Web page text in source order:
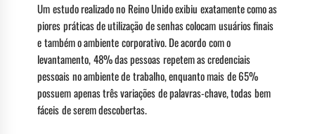
Um estudo realizado no Reino Unido exibiu exatamente como as
piores práticas de utilização de senhas colocam usuários finais
e também o ambiente corporativo. De acordo com o
levantamento, 48% das pessoas repetem as credenciais
pessoais no ambiente de trabalho, enquanto mais de 65%
possuem apenas três variações de palavras-chave, todas bem
fáceis de serem descobertas.